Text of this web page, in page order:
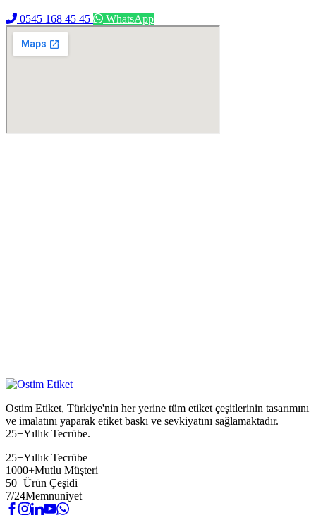
0545 168 45 45 WhatsApp
Ostim Etiket, Türkiye'nin her yerine tüm etiket çeşitlerinin tasarımını
ve imalatını yaparak etiket baskı ve sevkiyatını sağlamaktadır.
25+Yıllık Tecrübe.
25+Yıllık Tecrübe
1000+Mutlu Müşteri
50+Ürün Çeşidi
7/24Memnuniyet